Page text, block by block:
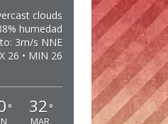
clouds
humedad
3m/s NNE
26 • MIN 26
° 32 °
MAR